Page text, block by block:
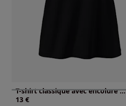
T-shirt classique avec encolure en v
13 €